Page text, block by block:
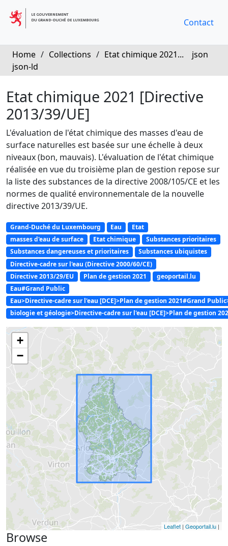
Contact
Home / Collections / Etat chimique 2021...
json
json-ld
Etat chimique 2021 [Directive
2013/39/UE]
L'évaluation de l'état chimique des masses d'eau de
surface naturelles est basée sur une échelle à deux
niveaux (bon, mauvais). L'évaluation de l'état chimique
réalisée en vue du troisième plan de gestion repose sur
la liste des substances de la directive 2008/105/CE et les
normes de qualité environnementale de la nouvelle
directive 2013/39/UE.
Grand-Duché du Luxembourg Eau
Etat
masses d'eau de surface
Etat chimique
Substances prioritaires
Substances dangereuses et prioritaires
Substances ubiquistes
Directive-cadre sur l'eau (Directive 2000/60/CE)
Directive 2013/29/EU
Plan de gestion 2021
geoportail.lu
Eau#Grand Public
Eau>Directive-cadre sur l'eau [DCE]>Plan de gestion 2021#Grand
biologie et géologie>Directive-cadre sur l'eau [DCE]>Plan de gestion
+
−
Leaflet | Geoportail.lu |
Browse